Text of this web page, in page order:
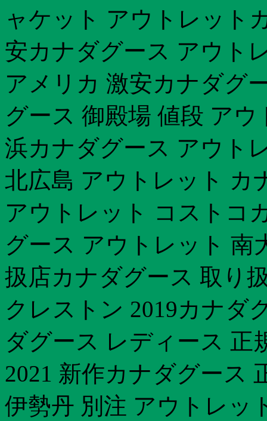
ャケット アウトレット
安カナダグース アウト
アメリカ 激安カナダグ
グース 御殿場 値段 アウ
浜カナダグース アウト
北広島 アウトレット カ
アウトレット コストコ
グース アウトレット 南
扱店カナダグース 取り
クレストン 2019カナダ
ダグース レディース 正
2021 新作カナダグース
伊勢丹 別注 アウトレッ